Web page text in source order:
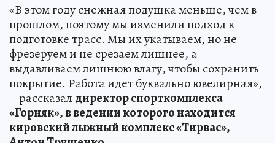
«В этом году снежная подушка меньше, чем в
прошлом, поэтому мы изменили подход к
подготовке трасс. Мы их укатываем, но не
фрезеруем и не срезаем лишнее, а
выдавливаем лишнюю влагу, чтобы сохранить
покрытие. Работа идет буквально ювелирная»,
– рассказал директор спорткомплекса
«Горняк», в ведении которого находится
кировский лыжный комплекс «Тирвас»,